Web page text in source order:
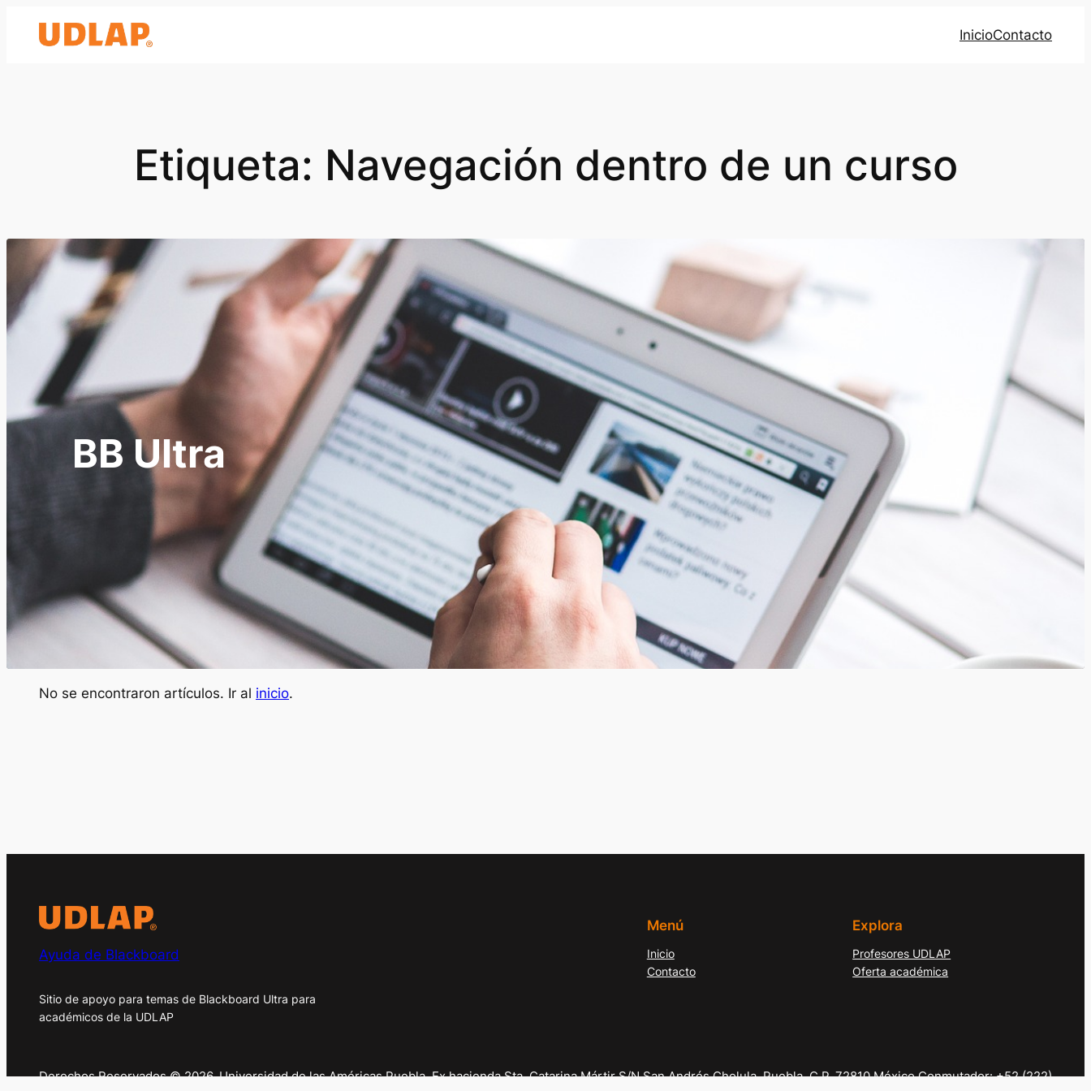
InicioContacto
Etiqueta: Navegación dentro de un curso
BB Ultra
No se encontraron artículos. Ir al inicio.
Ayuda de Blackboard
Sitio de apoyo para temas de Blackboard Ultra para
académicos de la UDLAP
Menú
Inicio
Contacto
Explora
Profesores UDLAP
Oferta académica
Derechos Reservados © 2026. Universidad de las Américas Puebla. Ex hacienda Sta. Catarina Mártir S/N San Andrés Cholula, Puebla. C.P. 72810 México Conmutador: +52 (222)